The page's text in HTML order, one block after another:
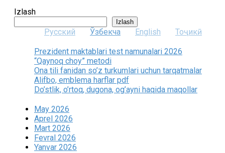
Izlash
Izlash
Русский Ўзбекча English Тоҷикӣ
Prezident maktablari test namunalari 2026
“Qaynoq choy” metodi
Ona tili fanidan so’z turkumlari uchun tarqatmalar
Alifbo, emblema harflar pdf
Do’stlik, o’rtoq, dugona, og’ayni haqida maqollar
May 2026
Aprel 2026
Mart 2026
Fevral 2026
Yanvar 2026